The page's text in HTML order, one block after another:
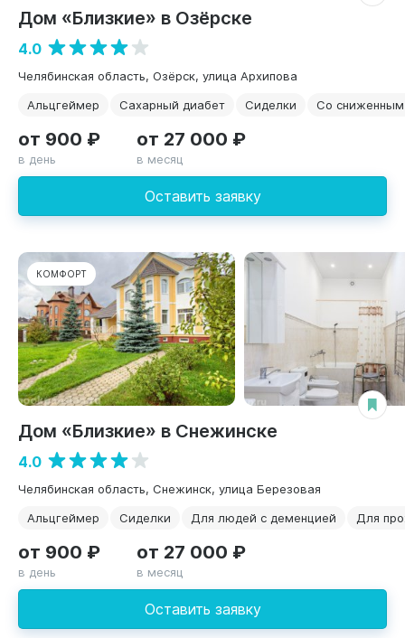
Дом «Близкие» в Озёрске
4.0
Челябинская область, Озёрск, улица Архипова
Альцгеймер
Сахарный диабет Сиделки Со
Оставить заявку
от 900 ₽
в день
от 27 000 ₽
в месяц
КОМФОРТ
Дом «Близкие» в Снежинске
4.0
Челябинская область, Снежинск, улица Березовая
Альцгеймер
Сиделки Для людей с деменцией Для
Оставить заявку
от 900 ₽
в день
от 27 000 ₽
в месяц